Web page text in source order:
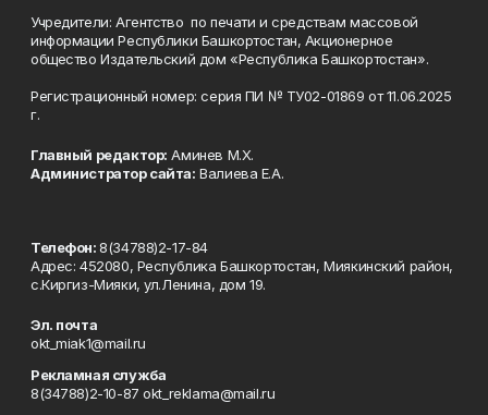
Учредители: Агентство по печати и средствам массовой
информации Республики Башкортостан, Акционерное
общество Издательский дом «Республика Башкортостан».
Регистрационный номер: серия ПИ № ТУ02-01869 от 11.06.2025
г.
Главный редактор: Аминев М.Х.
Администратор сайта: Валиева Е.А.
Телефон:8(34788)2-17-84
Адрес: 452080, Республика Башкортостан, Миякинский район,
с.Киргиз-Мияки, ул.Ленина, дом 19.
Эл. почта
okt_miak1@mail.ru
Рекламная служба
8(34788)2-10-87 okt_reklama@mail.ru